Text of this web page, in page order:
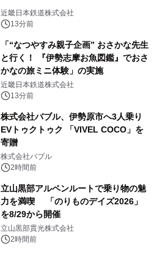
近畿日本鉄道株式会社
13分前
「“なつやすみ親子企画” おさかな先生
と行く！ 『伊勢志摩お魚図鑑』でおさ
かなの旅ミニ体験」の実施
近畿日本鉄道株式会社
13分前
株式会社バブル、伊勢原市へ3人乗り
EVトゥクトゥク 「VIVEL COCO」を
寄贈
株式会社バブル
2時間前
立山黒部アルペンルートで乗り物の魅
力を満喫 「のりものデイズ2026」
を8/29から開催
立山黒部貫光株式会社
2時間前